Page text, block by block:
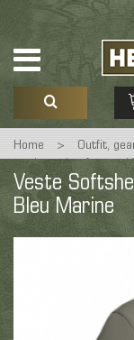
See my
No products
Home > Outfit,
tactique airsoft
Marine
Veste
Bleu Marine